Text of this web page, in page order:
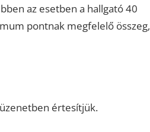
az esetben a hallgató 40
pontnak megfelelő összeg,
értesítjük.